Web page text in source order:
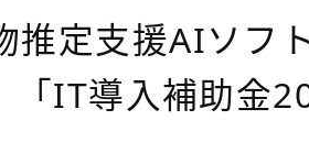
推定支援AIソフ
「IT導入補助金